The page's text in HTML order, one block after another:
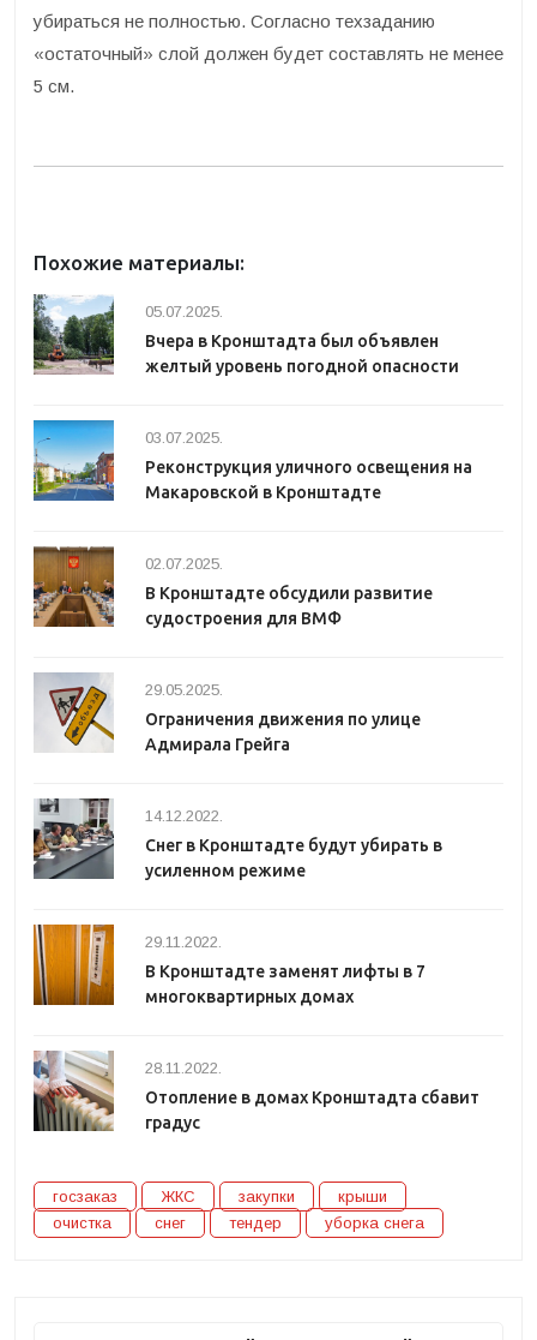
убираться не полностью. Согласно техзаданию
«остаточный» слой должен будет составлять не менее
5 см.
Похожие материалы:
05.07.2025.
Вчера в Кронштадта был объявлен
желтый уровень погодной опасности
03.07.2025.
Реконструкция уличного освещения на
Макаровской в Кронштадте
02.07.2025.
В Кронштадте обсудили развитие
судостроения для ВМФ
29.05.2025.
Ограничения движения по улице
Адмирала Грейга
14.12.2022.
Снег в Кронштадте будут убирать в
усиленном режиме
29.11.2022.
В Кронштадте заменят лифты в 7
многоквартирных домах
28.11.2022.
Отопление в домах Кронштадта сбавит
градус
госзаказ ЖКС закупки
крыши
очистка
снег тендер уборка снега